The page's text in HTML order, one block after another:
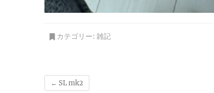
カテゴリー: 雑記
← SL mk2